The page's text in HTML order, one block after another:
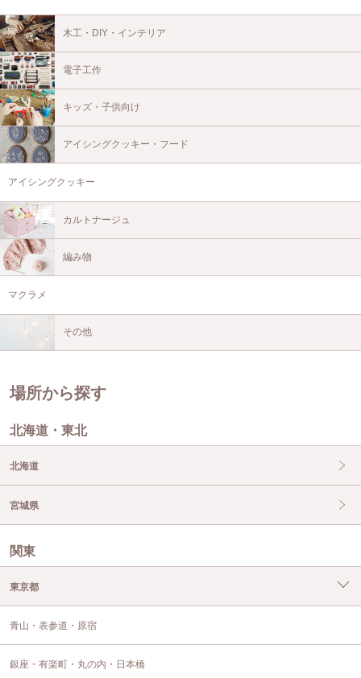
木工・DIY・インテリア
電子工作
キッズ・子供向け
アイシングクッキー・フード
アイシングクッキー
カルトナージュ
編み物
マクラメ
その他
場所から探す
北海道・東北
北海道
宮城県
関東
東京都
青山・表参道・原宿
銀座・有楽町・丸の内・日本橋